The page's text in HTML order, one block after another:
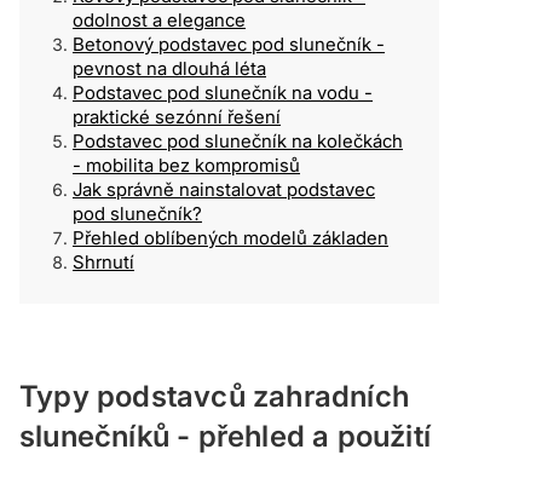
odolnost a elegance
Betonový podstavec pod slunečník -
pevnost na dlouhá léta
Podstavec pod slunečník na vodu -
praktické sezónní řešení
Podstavec pod slunečník na kolečkách
- mobilita bez kompromisů
Jak správně nainstalovat podstavec
pod slunečník?
Přehled oblíbených modelů základen
Shrnutí
Typy podstavců zahradních
slunečníků - přehled a použití